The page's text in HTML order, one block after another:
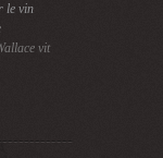
le vin
vit